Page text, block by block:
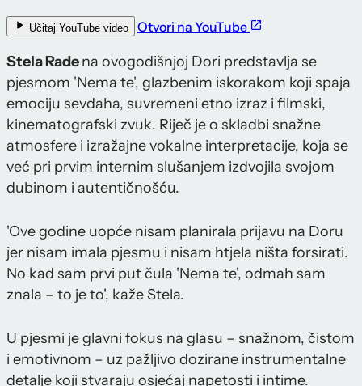
Učitaj YouTube video Otvori na YouTube
Stela Radena ovogodišnjoj Dori predstavlja se
pjesmom 'Nema te', glazbenim iskorakom koji spaja
emociju sevdaha, suvremeni etno izraz i filmski,
kinematografski zvuk. Riječ je o skladbi snažne
atmosfere i izražajne vokalne interpretacije, koja se
već pri prvim internim slušanjem izdvojila svojom
dubinom i autentičnošću.
'Ove godine uopće nisam planirala prijavu na Doru
jer nisam imala pjesmu i nisam htjela ništa forsirati.
No kad sam prvi put čula 'Nema te', odmah sam
znala – to je to', kaže Stela.
U pjesmi je glavni fokus na glasu – snažnom, čistom
i emotivnom – uz pažljivo dozirane instrumentalne
detalje koji stvaraju osjećaj napetosti i intime.